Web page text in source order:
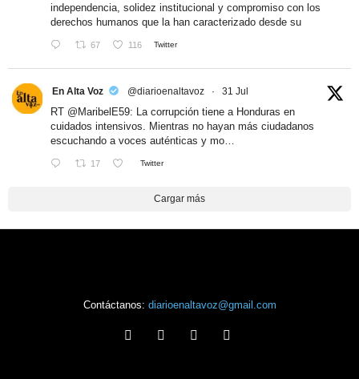
independencia, solidez institucional y compromiso con los
derechos humanos que la han caracterizado desde su
67 116 Twitter
En Alta Voz @diarioenaltavoz · 31 Jul
RT @MaribelE59: La corrupción tiene a Honduras en
cuidados intensivos. Mientras no hayan más ciudadanos
escuchando a voces auténticas y mo…
17 Twitter
Cargar más
Contáctanos: diarioenaltavoz@gmail.com